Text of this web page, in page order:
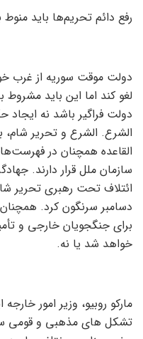
رفع دائم تحریم‌ها باید
دولت موقت سوریه از غرب
لغو کند اما این باید
دولت فراگیر باشد نه
الشرع. الشرع و تحریر شام،
القاعده همچنان در
سازمان ملل قرار دارند.
ائتلاف تحت رهبری تحریر
دسامبر سرنگون کرد.
برای جنگجویان خارجی و
خواهد شد یا نه.
مارکو روبیو، وزیر امور
تشکل های مذهبی و قومی